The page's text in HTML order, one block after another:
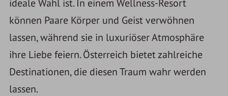
können Paare Körper und Geist verwöhnen
lassen, während sie in luxuriöser Atmosphäre
ihre Liebe feiern. Österreich bietet zahlreiche
Destinationen, die diesen Traum wahr werden
lassen.